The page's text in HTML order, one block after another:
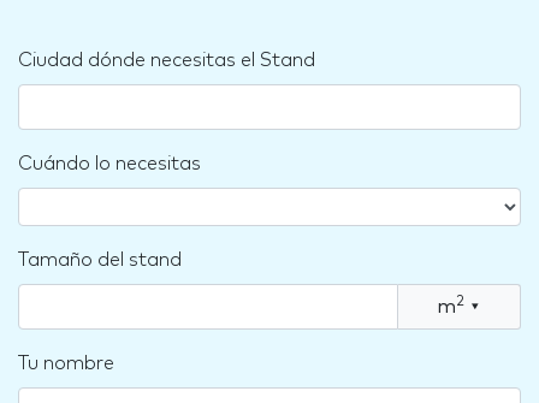
Ciudad dónde necesitas el Stand
Cuándo lo necesitas
Tamaño del stand
m2 ▾
Tu nombre